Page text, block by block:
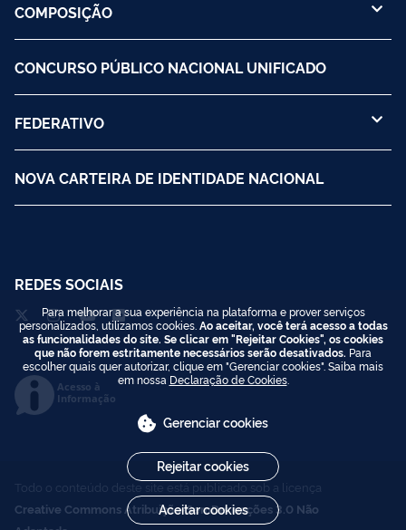
COMPOSIÇÃO
CONCURSO PÚBLICO NACIONAL UNIFICADO
FEDERATIVO
NOVA CARTEIRA DE IDENTIDADE NACIONAL
REDES SOCIAIS
Acesso à
Informação
Todo o conteúdo deste site está publicado sob a licença
Creative Commons Atribuição-SemDerivações 3.0 Não
Para melhorar a sua experiência na plataforma e prover serviços
personalizados, utilizamos cookies. Ao aceitar, você terá acesso a todas
as funcionalidades do site. Se clicar em "Rejeitar Cookies", os cookies
que não forem estritamente necessários serão desativados. Para
escolher quais quer autorizar, clique em "Gerenciar cookies". Saiba mais
em nossa Declaração de Cookies.
Gerenciar cookies
Rejeitar cookies
Aceitar cookies